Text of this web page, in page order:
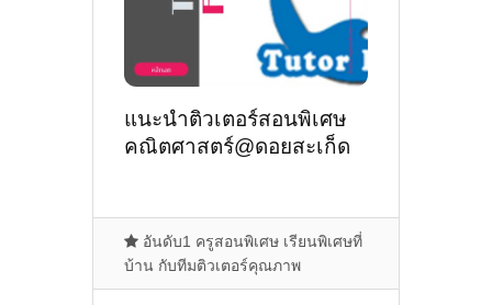
แนะนำติวเตอร์สอนพิเศษ
คณิตศาสตร์@ดอยสะเก็ด
อันดับ1 ครูสอนพิเศษ เรียนพิเศษที่
บ้าน กับทีมติวเตอร์คุณภาพ